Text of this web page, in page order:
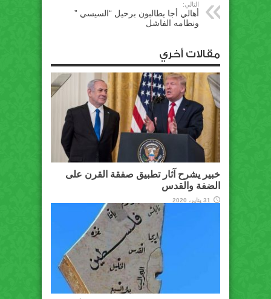
التالي:
أهالي أجا يطالبون برحيل “السيسي ”
ونظامه الفاشل
مقالات أخري
خبير يشرح آثار تطبيق صفقة القرن على
الضفة والقدس
31 يناير، 2020